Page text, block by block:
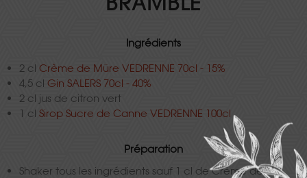
Ingrédients
2 cl Crème de Mûre VEDRENNE 70cl - 15%
4,5 cl Gin SALERS 70cl - 40%
2 cl jus de citron vert
1 cl Sirop Sucre de Canne VEDRENNE 100cl
Préparation
Shaker tous les ingrédients sauf 1 cl de Crème de